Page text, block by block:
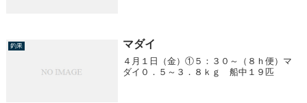
釣果 マダイ
４月１日（金）①５：３０～（８ｈ便）マ
ダイ０．５～３．８ｋｇ 船中１９匹